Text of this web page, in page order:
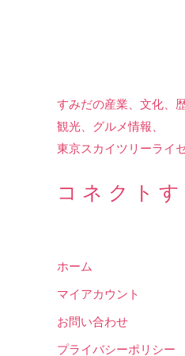
すみだの産業、文化、歴
観光、グルメ情報、
東京スカイツリーライ
コネクト
ホーム
マイアカウント
お問い合わせ
プライバシーポリシー